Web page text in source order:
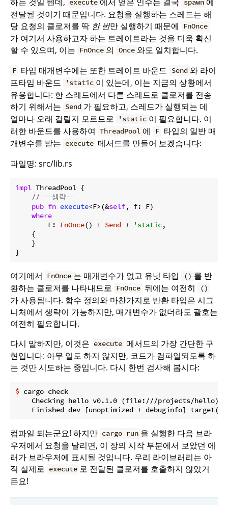
execute spawn
전달될 것이기 때문입니다. 요청을 실행하는 스레드는 해
당 요청의 클로저를 딱 한 번만 실행하기 때문에 FnOnce
가 여기서 사용하고자 하는 트레이트라는 것을 더욱 확신
할 수 있으며, 이는 FnOnce 의 Once 와도 일치합니다.
F 타입 매개변수에는 또한 트레이트 바운드 Send 와 라이
프타임 바운드
'static 이 있는데, 이는 지금의 상황에서
유용합니다: 한 스레드에서 다른 스레드로 클로저를 전송
하기 위해서는 Send 가 필요하고, 스레드가 실행되는 데
얼마나 오래 걸릴지 모르므로
'static 이 필요합니다. 이
러한 바운드를 사용하여 ThreadPool 에 F 타입의 일반 매
개변수를 받는 execute 메서드를 만들어 보겠습니다:
파일명: src/lib.rs
impl ThreadPool {
// --생략--
pub fn execute<F>(&self, f: F)
where
        F:
FnOnce() + Send + 'static,
    {
    }
}
여기에서 FnOnce 는 매개변수가 없고 유닛 타입 () 를 반
환하는 클로저를 나타내므로 FnOnce 뒤에는 여전히 ()
가 사용됩니다. 함수 정의와 마찬가지로 반환 타입은 시그
니처에서 생략이 가능하지만, 매개변수가 없더라도 괄호는
여전히 필요합니다.
다시 말하지만, 이것은 execute 메서드의 가장 간단한 구
현입니다: 아무 일도 하지 않지만, 코드가 컴파일되도록 하
는 것만 시도하는 중입니다. 다시 한번 검사해 봅시다:
$ cargo check
    Checking hello v0.1.0 (file:///projects/hello)
컴파일 되는군요! 하지만 cargo run 을 실행한 다음 브라
우저에서 요청을 날리면, 이 장의 시작 부분에서 보았던 에
러가 브라우저에 표시될 것입니다. 우리 라이브러리는 아
직 실제로 execute 로 전달된 클로저를 호출하지 않았거
든요!